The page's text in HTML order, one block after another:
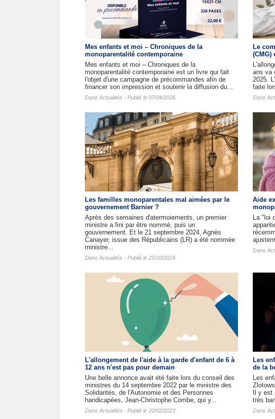
Mes enfants et moi – Chroniques de la
monoparentalité contemporaine
Mes enfants et moi – Chroniques de la
monoparentalité contemporaine est un livre qui fait
l'objet d'une campagne de précommandes afin de
financer son impression et soutenir la diffusion du...
Dans Actualités - Publié le 07/04/2026
Le
(CMG)
ans va
2025.
faite
Dans
Les familles monoparentales mal aimées par le
gouvernement Barnier ?
Après des semaines d'atermoiements, un premier
ministre a fini par être nommé, puis un
gouvernement. Et le 21 septembre 2024, Agnès
Canayer, issue des Républicains (LR) a été nommée
ministre...
Dans Actualités - Publié le 25/10/2024
Aide
La
Dans
L'allongement de l'aide à la garde d'enfant de 6 à
12 ans n'est pas pour demain
Une belle annonce avait été faite lors du conseil des
ministres du 14 septembre 2022 par le ministre des
Solidarités, de l'Autonomie et des Personnes
handicapées, Jean-Christophe Combe, qui y...
Dans Actualités - Publié le 20/02/2023
Les
de la
Les
Il y
très
Dans